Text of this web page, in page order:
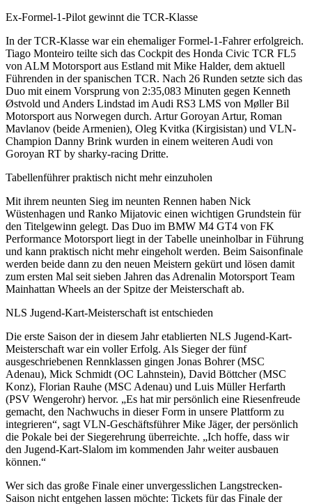
Ex-Formel-1-Pilot gewinnt die TCR-Klasse
In der TCR-Klasse war ein ehemaliger Formel-1-Fahrer erfolgreich.
Tiago Monteiro teilte sich das Cockpit des Honda Civic TCR FL5
von ALM Motorsport aus Estland mit Mike Halder, dem aktuell
Führenden in der spanischen TCR. Nach 26 Runden setzte sich das
Duo mit einem Vorsprung von 2:35,083 Minuten gegen Kenneth
Østvold und Anders Lindstad im Audi RS3 LMS von Møller Bil
Motorsport aus Norwegen durch. Artur Goroyan Artur, Roman
Mavlanov (beide Armenien), Oleg Kvitka (Kirgisistan) und VLN-
Champion Danny Brink wurden in einem weiteren Audi von
Goroyan RT by sharky-racing Dritte.
Tabellenführer praktisch nicht mehr einzuholen
Mit ihrem neunten Sieg im neunten Rennen haben Nick
Wüstenhagen und Ranko Mijatovic einen wichtigen Grundstein für
den Titelgewinn gelegt. Das Duo im BMW M4 GT4 von FK
Performance Motorsport liegt in der Tabelle uneinholbar in Führung
und kann praktisch nicht mehr eingeholt werden. Beim Saisonfinale
werden beide dann zu den neuen Meistern gekürt und lösen damit
zum ersten Mal seit sieben Jahren das Adrenalin Motorsport Team
Mainhattan Wheels an der Spitze der Meisterschaft ab.
NLS Jugend-Kart-Meisterschaft ist entschieden
Die erste Saison der in diesem Jahr etablierten NLS Jugend-Kart-
Meisterschaft war ein voller Erfolg. Als Sieger der fünf
ausgeschriebenen Rennklassen gingen Jonas Bohrer (MSC
Adenau), Mick Schmidt (OC Lahnstein), David Böttcher (MSC
Konz), Florian Rauhe (MSC Adenau) und Luis Müller Herfarth
(PSV Wengerohr) hervor. „Es hat mir persönlich eine Riesenfreude
gemacht, den Nachwuchs in dieser Form in unsere Plattform zu
integrieren“, sagt VLN-Geschäftsführer Mike Jäger, der persönlich
die Pokale bei der Siegerehrung überreichte. „Ich hoffe, dass wir
den Jugend-Kart-Slalom im kommenden Jahr weiter ausbauen
können.“
Wer sich das große Finale einer unvergesslichen Langstrecken-
Saison nicht entgehen lassen möchte: Tickets für das Finale der